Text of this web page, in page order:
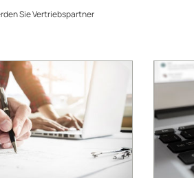
Sie Vertriebspartner